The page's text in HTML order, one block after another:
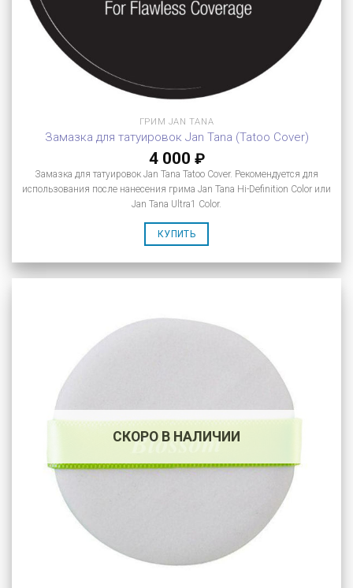
ГРИМ JAN TANA
Замазка для татуировок Jan Tana (Tatoo Cover)
4 000 ₽
Замазка для татуировок Jan Tana Tatoo Cover. Рекомендуется для
использования после нанесения грима Jan Tana Hi-Definition Color или
Jan Tana Ultra1 Color.
КУПИТЬ
СКОРО В НАЛИЧИИ